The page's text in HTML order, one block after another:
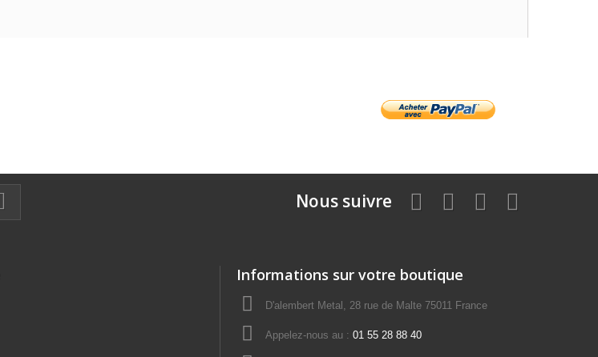
Nous suivre
Informations sur votre boutique
D'alembert Metal, 28 rue de Malte 75011 France
Appelez-nous au : 01 55 28 88 40